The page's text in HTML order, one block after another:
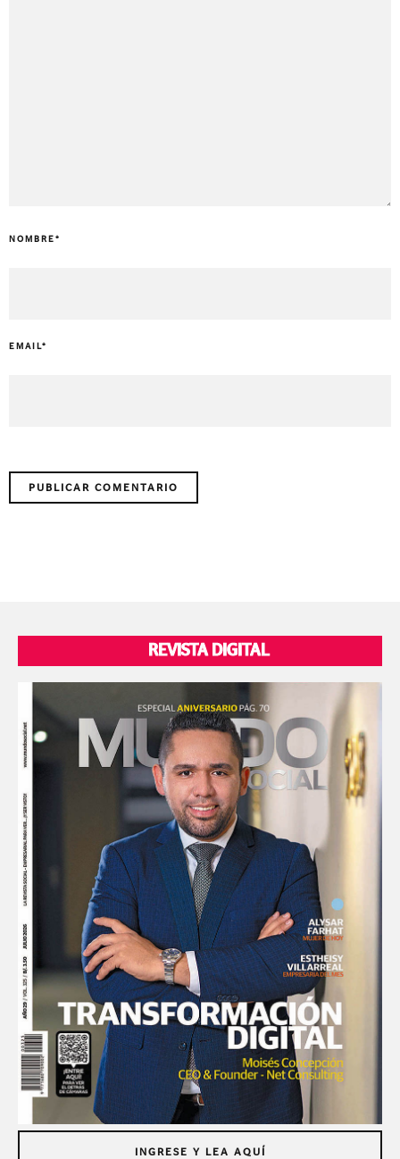
NOMBRE *
EMAIL*
REVISTA DIGITAL
INGRESE Y LEA AQUÍ